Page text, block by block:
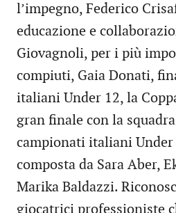
l’impegno, Federico
educazione e
Giovagnoli, per i più
compiuti, Gaia Donati,
italiani Under 12, la
gran finale con la
campionati italiani
composta da Sara Aber,
Marika Baldazzi.